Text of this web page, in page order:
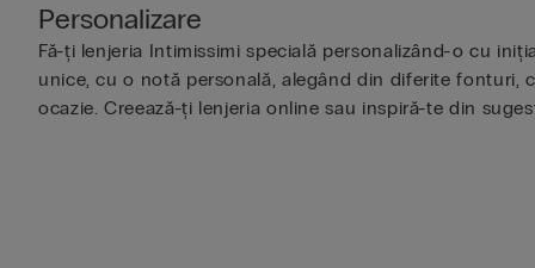
Personalizare
Fă-ți lenjeria Intimissimi specială personalizând-o cu
unice, cu o notă personală, alegând din diferite
ocazie. Creează-ți lenjeria online sau inspiră-te din